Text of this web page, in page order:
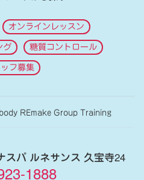
オンラインレッスン
グ 糖質コントロール
フ募集
body REmake Group Training
スパ ルネサンス 久宝寺24
1888